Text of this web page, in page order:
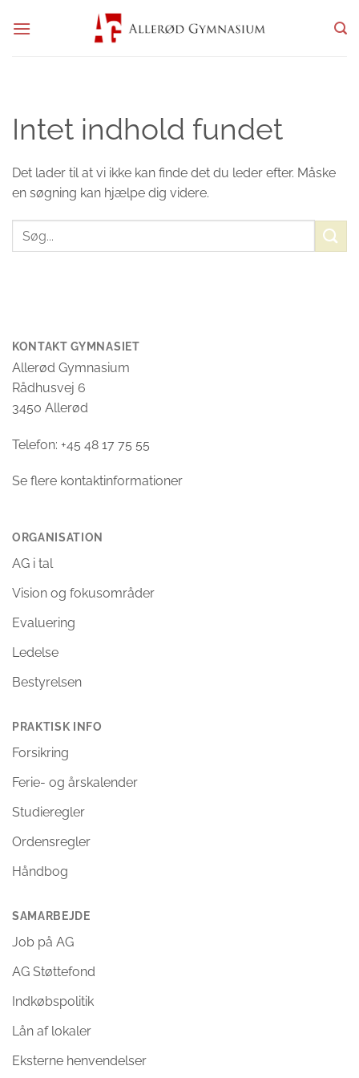
Intet indhold fundet
Det lader til at vi ikke kan finde det du leder efter. Måske
en søgning kan hjælpe dig videre.
KONTAKT GYMNASIET
Allerød Gymnasium
Rådhusvej 6
3450 Allerød
Telefon: +45 48 17 75 55
Se flere kontaktinformationer
ORGANISATION
AG i tal
Vision og fokusområder
Evaluering
Ledelse
Bestyrelsen
PRAKTISK INFO
Forsikring
Ferie- og årskalender
Studieregler
Ordensregler
Håndbog
SAMARBEJDE
Job på AG
AG Støttefond
Indkøbspolitik
Lån af lokaler
Eksterne henvendelser